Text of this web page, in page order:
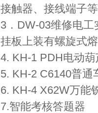
接触器、接线端子
3．DW-03维修电
挂板上装有螺旋式
4. KH-1 PDH电动
5. KH-2 C6140普
6. KH-4 X62W万能
7.智能考核答题器